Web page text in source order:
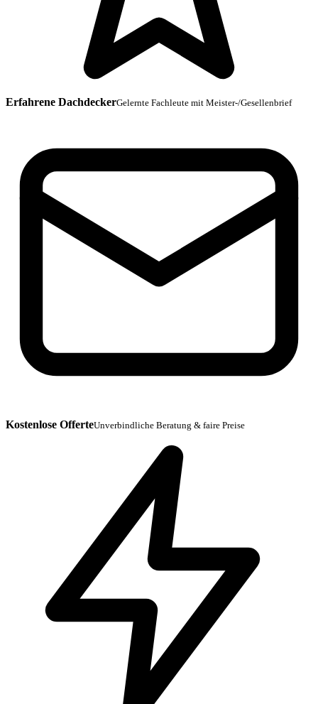
Erfahrene DachdeckerGelernte Fachleute mit Meister-/Gesellenbrief
Kostenlose OfferteUnverbindliche Beratung & faire Preise